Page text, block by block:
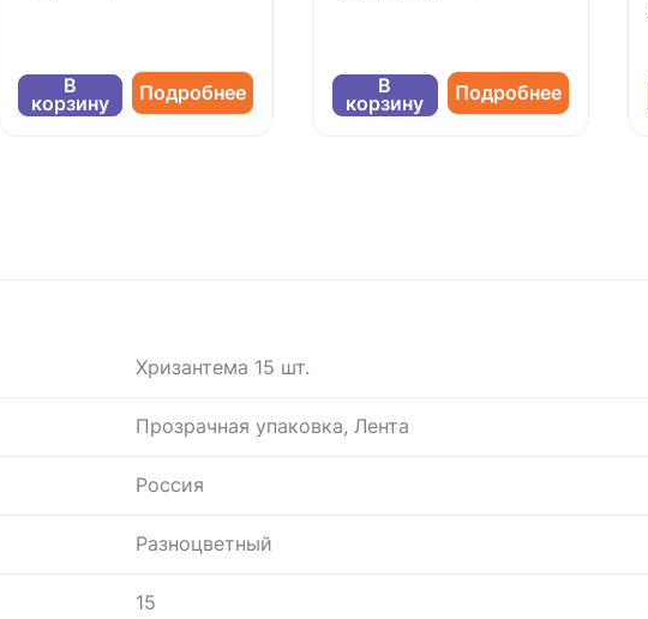
В
корзину
Подробнее В
корзину
Подробнее
Хризантема 15 шт.
Прозрачная упаковка, Лента
Россия
Разноцветный
15